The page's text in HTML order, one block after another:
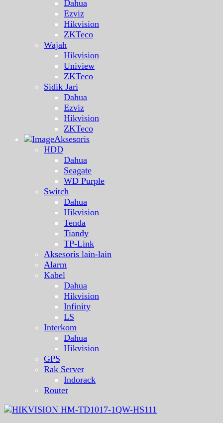
Dahua
Ezviz
Hikvision
ZKTeco
Wajah
Hikvision
Uniview
ZKTeco
Sidik Jari
Dahua
Ezviz
Hikvision
ZKTeco
Aksesoris
HDD
Dahua
Seagate
WD Purple
Switch
Dahua
Hikvision
Tenda
Tiandy
TP-Link
Aksesoris lain-lain
Alarm
Kabel
Dahua
Hikvision
Infinity
LS
Interkom
Dahua
Hikvision
GPS
Rak Server
Indorack
Router